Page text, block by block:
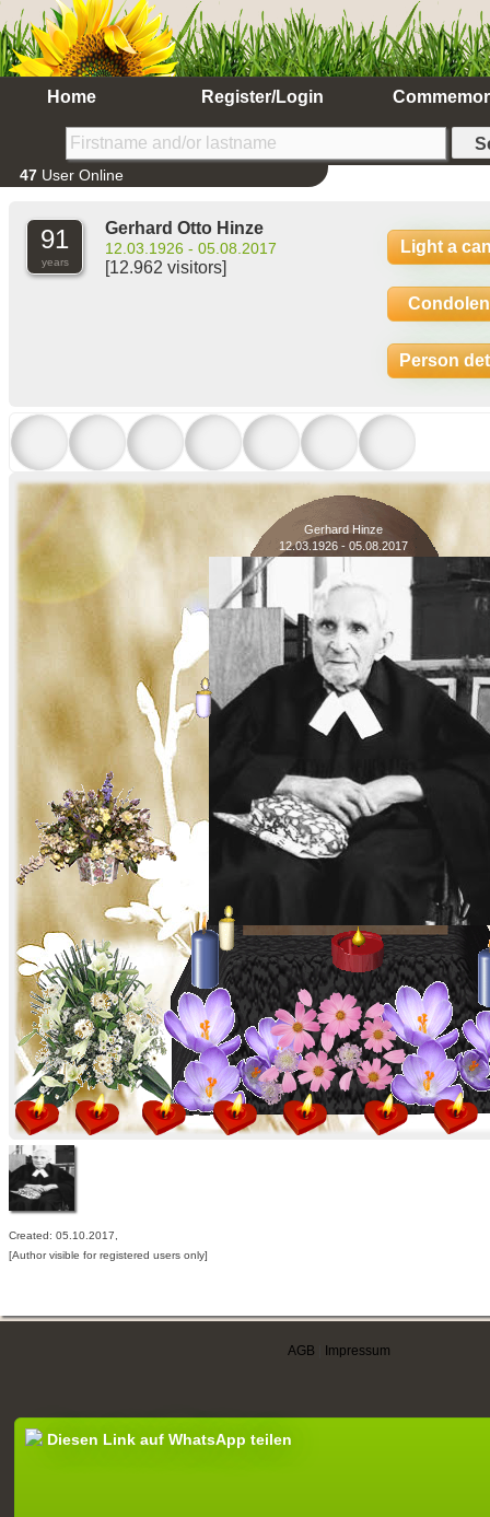
Home Register/Login
47 User Online
91
years
Gerhard Otto Hinze
12.03.1926 - 05.08.2017
[12.962 visitors]
Light a
Person
Gerhard Hinze
12.03.1926 - 05.08.2017
Created: 05.10.2017,
[Author visible for registered users only]
AGB Impressum
Diesen Link auf WhatsApp teilen